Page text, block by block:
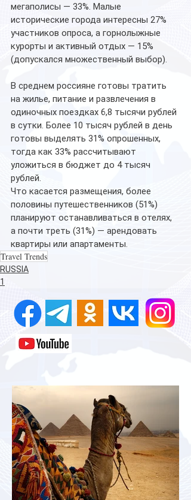
мегаполисы — 33%. Малые
исторические города интересны 27%
участников опроса, а горнолыжные
курорты и активный отдых — 15%
(допускался множественный выбор).
В среднем россияне готовы тратить
на жилье, питание и развлечения в
одиночных поездках 6,8 тысячи рублей
в сутки. Более 10 тысяч рублей в день
готовы выделять 31% опрошенных,
тогда как 33% рассчитывают
уложиться в бюджет до 4 тысяч
рублей.
Что касается размещения, более
половины путешественников (51%)
планируют останавливаться в отелях,
а почти треть (31%) — арендовать
квартиры или апартаменты.
Travel Trends
RUSSIA
1